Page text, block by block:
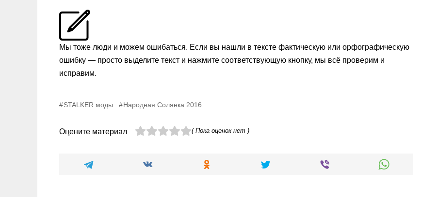
Мы тоже люди и можем ошибаться. Если вы нашли в тексте фактическую или орфографическую
ошибку — просто выделите текст и нажмите соответствующую кнопку, мы всё проверим и
исправим.
STALKER моды Народная Солянка 2016
Оцените материал ( Пока оценок нет )